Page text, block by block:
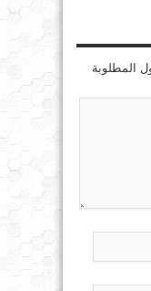
المطلوبة